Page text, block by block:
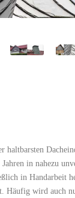
haltbarsten
in nahezu
in Handarbeit
Häufig wird auch